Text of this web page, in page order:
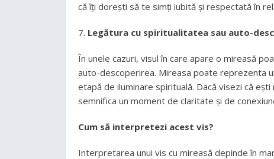
că îți dorești să te simți iubită și respectată în
Legătura cu spiritualitatea sau auto-
În unele cazuri, visul în care apare o mireasă
auto-descoperirea. Mireasa poate reprezenta
etapă de iluminare spirituală. Dacă visezi că
semnifica un moment de claritate și de
Cum să interpretezi acest vis?
Interpretarea unui vis cu mireasă depinde în